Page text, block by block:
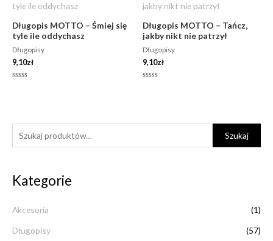
z
k
j
:
Szukaj
Kategorie
Akcesoria (1)
Długopisy
(57)
ee
Długopis MOTTO – Śmiej się
tyle ile oddychasz
Długopisy
9,10zł
Długopis MOTTO – Tańcz,
jakby nikt nie patrzył
Długopisy
9,10zł